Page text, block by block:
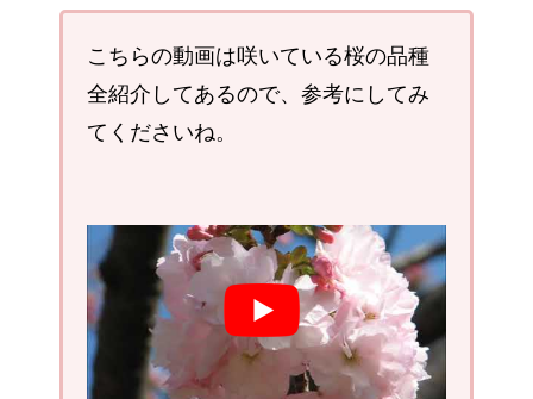
こちらの動画は咲いている桜の品種
全紹介してあるので、参考にしてみ
てくださいね。